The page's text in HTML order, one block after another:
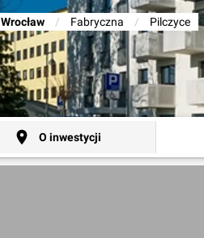
Wrocław / Fabryczna / Pilczyce
O inwestycji